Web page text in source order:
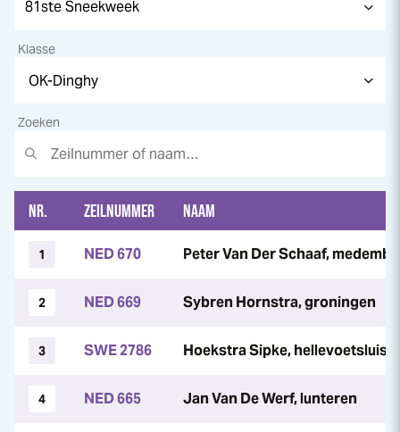
Klasse
Zoeken
NR. ZEILNUMMER NAAM
1 NED 670 Peter Van Der Schaaf,
2 NED 669 Sybren Hornstra, groningen
3 SWE 2786 Hoekstra Sipke, hellevoetsluis
4 NED 665 Jan Van De Werf, lunteren